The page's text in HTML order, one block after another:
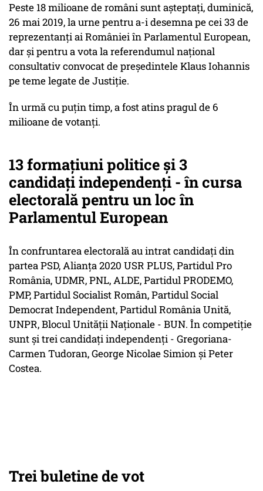
Peste 18 milioane de români sunt aşteptaţi, duminică,
26 mai 2019, la urne pentru a-i desemna pe cei 33 de
reprezentanţi ai României în Parlamentul European,
dar şi pentru a vota la referendumul naţional
consultativ convocat de preşedintele Klaus Iohannis
pe teme legate de Justiţie.
În urmă cu puțin timp, a fost atins pragul de 6
milioane de votanți.
13 formaţiuni politice şi 3
candidaţi independenţi - în cursa
electorală pentru un loc în
Parlamentul European
În confruntarea electorală au intrat candidaţi din
partea PSD, Alianţa 2020 USR PLUS, Partidul Pro
România, UDMR, PNL, ALDE, Partidul PRODEMO,
PMP, Partidul Socialist Român, Partidul Social
Democrat Independent, Partidul România Unită,
UNPR, Blocul Unităţii Naţionale - BUN. În competiţie
sunt şi trei candidaţi independenţi - Gregoriana-
Carmen Tudoran, George Nicolae Simion şi Peter
Costea.
Trei buletine de vot